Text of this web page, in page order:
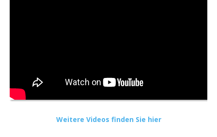
Weitere Videos finden Sie hier